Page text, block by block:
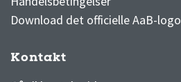
Download det officielle AaB-logo
Kontakt